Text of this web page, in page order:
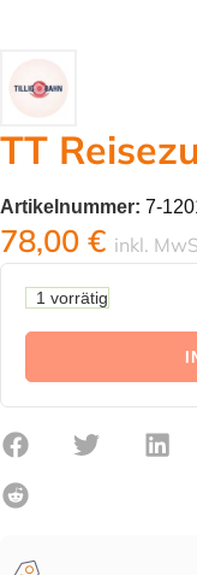
TT
Artikelnummer: 7-
78,00 € inkl.
1 vorrätig